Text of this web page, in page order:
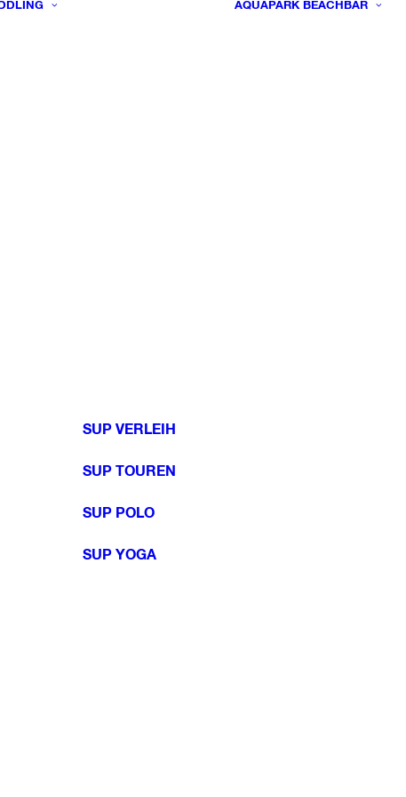
SUP VERLEIH
SUP TOUREN
SUP POLO
SUP YOGA
AQUAPARK BEACHBAR